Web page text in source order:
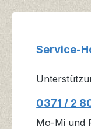
Service-
0371 / 2
Mo-Mi und